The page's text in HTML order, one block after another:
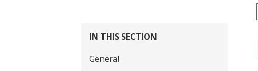
IN THIS SECTION
General